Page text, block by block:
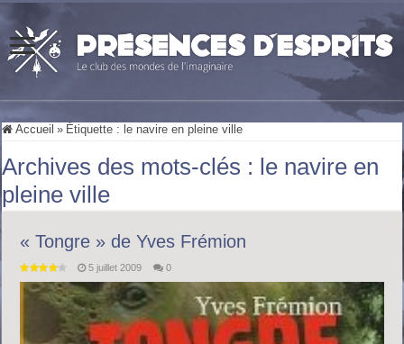
Accueil » Étiquette : le navire en pleine ville
Archives des mots-clés : le navire en
pleine ville
« Tongre » de Yves Frémion
5 juillet 2009 0